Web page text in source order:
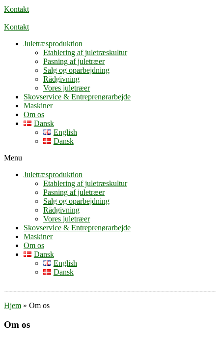
Kontakt
Kontakt
Juletræsproduktion
Etablering af juletræskultur
Pasning af juletræer
Salg og oparbejdning
Rådgivning
Vores juletræer
Skovservice & Entreprenørarbejde
Maskiner
Om os
Dansk
English
Dansk
Menu
Juletræsproduktion
Etablering af juletræskultur
Pasning af juletræer
Salg og oparbejdning
Rådgivning
Vores juletræer
Skovservice & Entreprenørarbejde
Maskiner
Om os
Dansk
English
Dansk
Hjem » Om os
Om os